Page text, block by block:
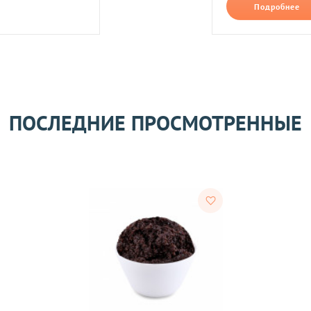
осуществляется по договоренности. Возврат/
же способом, которым была совершена оплата товара.
качества, если они относятся к категориям,
Подробнее
ПОСЛЕДНИЕ ПРОСМОТРЕННЫЕ